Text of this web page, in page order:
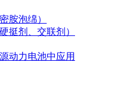
胺泡绵）
挺剂、交联剂）
动力电池中应用